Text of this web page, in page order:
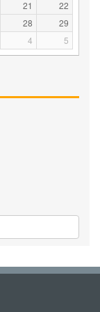
21
22
28
29
4 5